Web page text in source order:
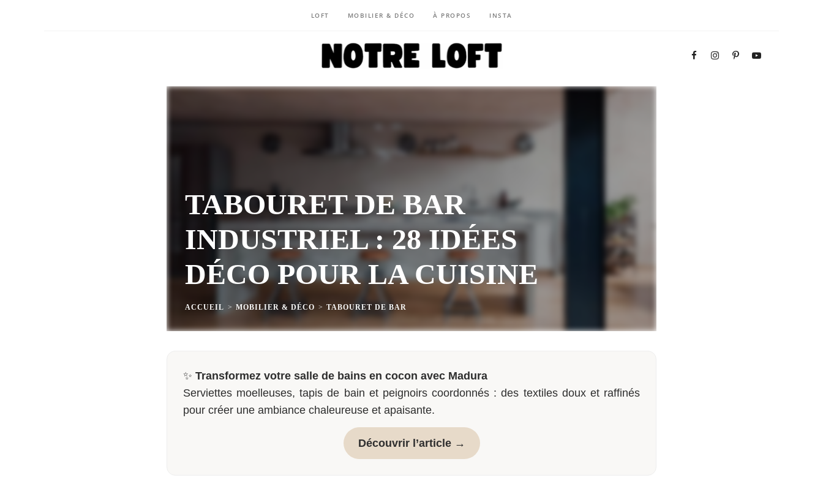
LOFT MOBILIER & DÉCO À PROPOS INSTA
TABOURET DE BAR
INDUSTRIEL : 28 IDÉES
DÉCO POUR LA CUISINE
ACCUEIL > MOBILIER & DÉCO > TABOURET DE BAR
✨ Transformez votre salle de bains en cocon avec Madura
Serviettes moelleuses, tapis de bain et peignoirs coordonnés : des textiles doux et raffinés
pour créer une ambiance chaleureuse et apaisante.
Découvrir l’article →